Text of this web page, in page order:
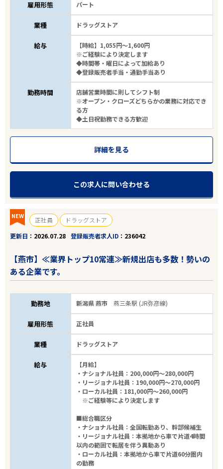
雇用形態 パート
業種 ドラッグストア
給与
【時給】1,055円～1,600円
※ご経験により決定します
◆時間帯・曜日によって加給あり
◆登録販売者手当・通勤手当あり
勤務時間
店舗営業時間に則してシフト制
※オープン・クローズどちらかの業務に対応でき
る方
◆土日祝勤務できる方歓迎
詳細を見る
この求人に問い合わせる
NEW 正社員
ドラッグストア
更新日
2026.07.28 登録販売者求人ID 236042
【燕市】≪業界トップ10常連≫新規出店も多数！勢いの
ある企業です。
勤務地 新潟県 燕市燕三条駅 (JR弥彦線)
雇用形態 正社員
業種 ドラッグストア
給与
【月給】
・ナショナル社員：200,000円～280,000円
・リージョナル社員：190,000円～270,000円
・ローカル社員：181,000円～260,000円
※ご経験等により決定します
■総合職区分
・ナショナル社員：全国転勤あり、幹部候補生
・リージョナル社員：本拠地から車で片道4時間
以内の範囲で転居を伴う異動あり
・ローカル社員：本拠地から車で片道60分圏内
の勤務